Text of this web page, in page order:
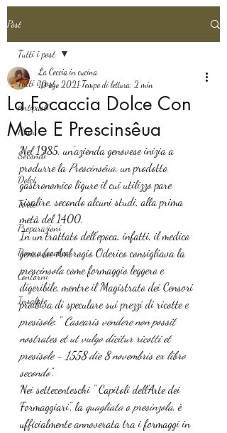
Post
Tutti i post
Antipasti
Primi
Secondi
Dolci
Torte
Preparazioni
Pane e focacce
Contorni
Insalate
Tutti i post
La Focaccia Dolce Con
Mele E Prescinsêua
La Ceccia in cucina
10 ago 2021 Tempo di lettura: 2 min
Nel 1985, un’azienda genovese inizia a
produrre la Prescinsêua, un prodotto
gastronomico ligure il cui utilizzo pare
risalire, secondo alcuni studi, alla prima
metà del 1400.
In un trattato dell'epoca, infatti, il medico
genovese Ambrogio Oderico consigliava la
prescinsola come formaggio leggero e
digeribile, mentre il Magistrato dei Censori
proibiva di speculare sui prezzi di ricotte e
presisole: " Casearis vendere non possit
nostrates et ut vulgo dicitur ricotti et
presisole - 1558 die 8 novembris ex libro
secondo".
Nei settecenteschi " Capitoli dell'Arte dei
Formaggiari", la quagliata o presinzola, è
ufficialmente annoverata tra i formaggi in